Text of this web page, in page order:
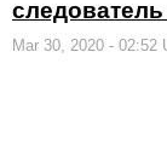
Mar 30, 2020 - 02:52